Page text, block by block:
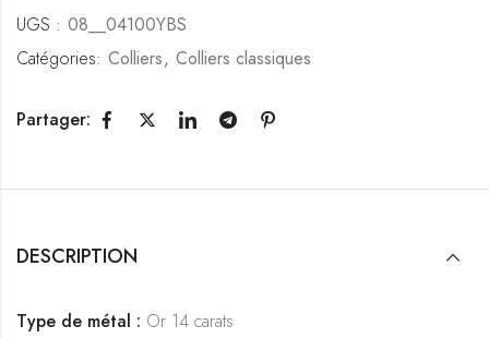
UGS : 08__04100YBS
Catégories: Colliers, Colliers classiques
Partager:
DESCRIPTION
Type de métal : Or 14 carats